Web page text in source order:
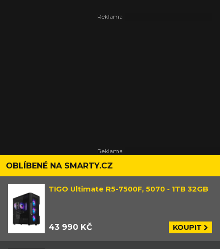
OBLÍBENÉ NA SMARTY.CZ
TIGO Ultimate R5-7500F, 5070 - 1TB 32GB
43 990 KČ KOUPIT